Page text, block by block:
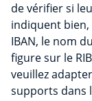
de vérifier si
indiquent
IBAN, le nom
figure sur le
veuillez
supports dans